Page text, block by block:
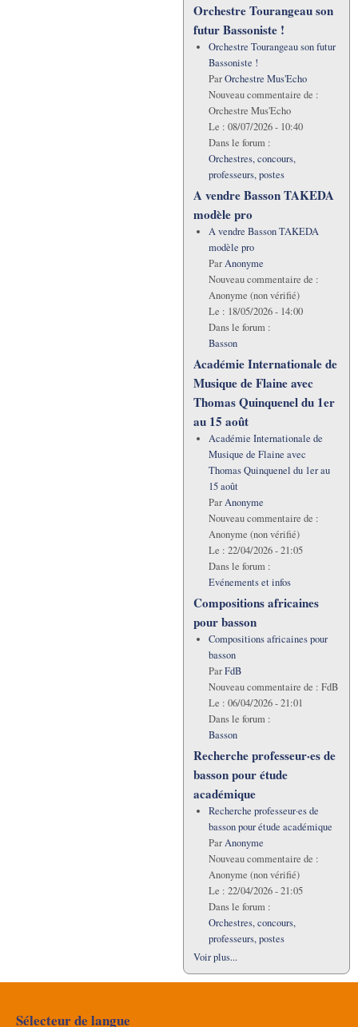
Orchestre Tourangeau son
futur Bassoniste !
Orchestre Tourangeau son futur
Bassoniste !
ParOrchestre Mus'Echo
Nouveau commentaire de :
Orchestre Mus'Echo
Le : 08/07/2026 - 10:40
Dans le forum :
Orchestres, concours,
professeurs, postes
A vendre Basson TAKEDA
modèle pro
A vendre Basson TAKEDA
modèle pro
ParAnonyme
Nouveau commentaire de :
Anonyme (non vérifié)
Le : 18/05/2026 - 14:00
Dans le forum :
Basson
Académie Internationale de
Musique de Flaine avec
Thomas Quinquenel du 1er
au 15 août
Académie Internationale de
Musique de Flaine avec
Thomas Quinquenel du 1er au
15 août
ParAnonyme
Nouveau commentaire de :
Anonyme (non vérifié)
Le : 22/04/2026 - 21:05
Dans le forum :
Evénements et infos
Compositions africaines
pour basson
Compositions africaines pour
basson
ParFdB
Nouveau commentaire de : FdB
Le : 06/04/2026 - 21:01
Dans le forum :
Basson
Recherche professeur·es de
basson pour étude
académique
Recherche professeur·es de
basson pour étude académique
ParAnonyme
Nouveau commentaire de :
Anonyme (non vérifié)
Le : 22/04/2026 - 21:05
Dans le forum :
Orchestres, concours,
professeurs, postes
Voir plus...
Sélecteur de langue